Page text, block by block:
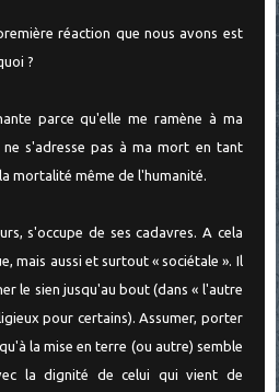
réaction que nous avons est
?
parce qu'elle me ramène à ma
ne s'adresse pas à ma mort en tant
mortalité même de l'humanité.
s'occupe de ses cadavres. A cela
mais aussi et surtout « sociétale ». Il
le sien jusqu'au bout (dans « l'autre
pour certains). Assumer, porter
la mise en terre (ou autre) semble
la dignité de celui qui vient de